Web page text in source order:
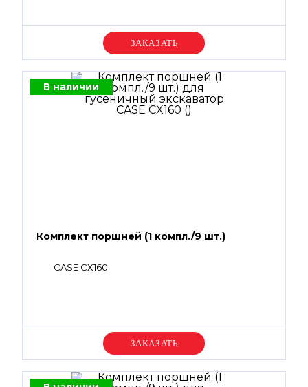
Уточняйте цену
В наличии
Комплект поршней (1 компл./9 шт.)
CASE CX160
Уточняйте цену